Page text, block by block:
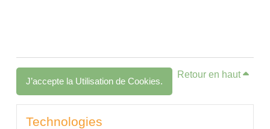
J’accepte la Utilisation de Cookies.
Retour en haut
Blocs
Technologies